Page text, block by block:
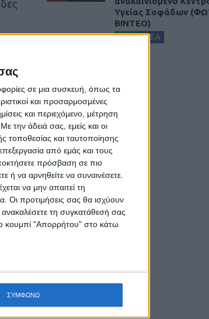
σε μια συσκευή, όπως τα
και προσαρμοσμένες
και περιεχόμενο, μέτρηση
Με την άδειά σας, εμείς και οι
τοποθεσίας και ταυτοποίησης
από εμάς και τους
πρόσβαση σε πιο
ή να αρνηθείτε να συναινέσετε.
να μην απαιτεί τη
Οι προτιμήσεις σας θα ισχύουν
ανακαλέσετε τη συγκατάθεσή σας
κουμπί "Απορρήτου" στο κάτω
ΣΥΜΦΩΝΩ
Υγείας Σοφάδων
ΒΙΝΤΕΟ)
ΚΑΡΔΙΤΣΑ